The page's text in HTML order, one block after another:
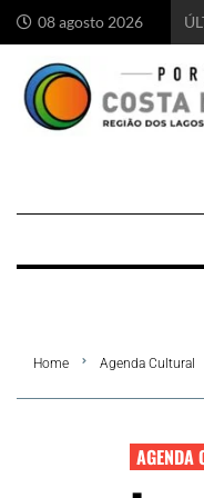
08 agosto 2026
Home Agenda Cultural
AGENDA